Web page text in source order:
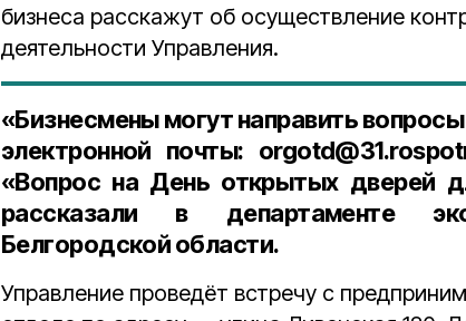
бизнеса расскажут об осуществление
деятельности Управления.
«Бизнесмены могут направить
электронной почты:
«Вопрос на День открытых дверей
рассказали в департаменте
Белгородской области.
Управление проведёт встречу с